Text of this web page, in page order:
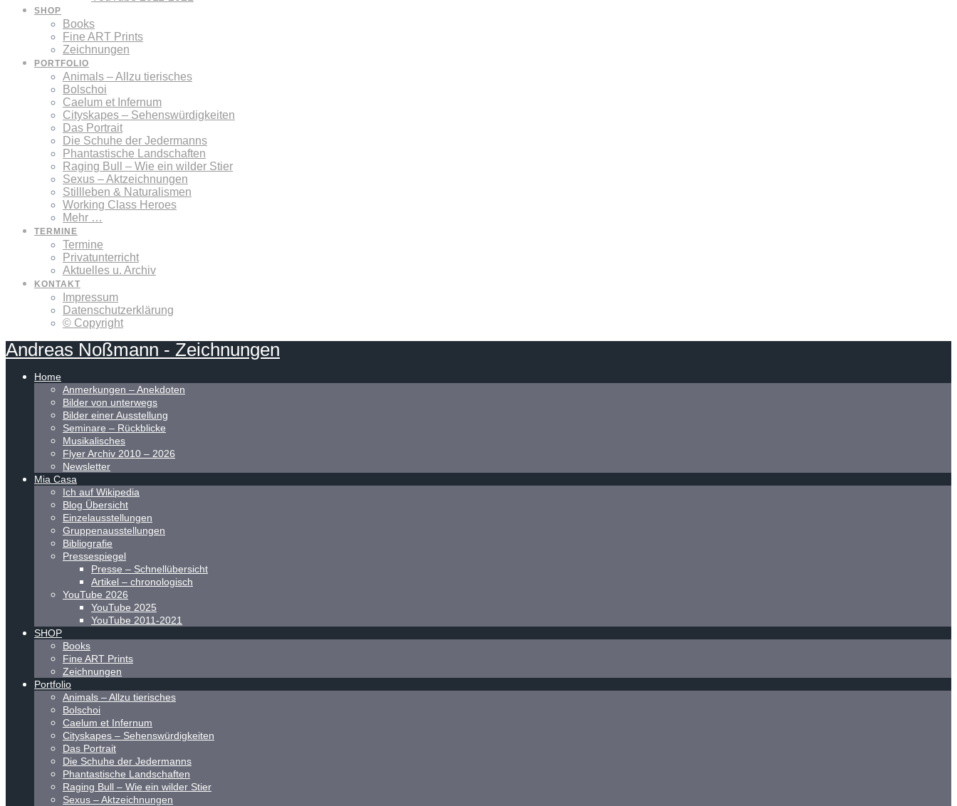
SHOP
Books
Fine ART Prints
Zeichnungen
PORTFOLIO
Animals – Allzu tierisches
Bolschoi
Caelum et Infernum
Cityskapes – Sehenswürdigkeiten
Das Portrait
Die Schuhe der Jedermanns
Phantastische Landschaften
Raging Bull – Wie ein wilder Stier
Sexus – Aktzeichnungen
Stillleben & Naturalismen
Working Class Heroes
Mehr …
TERMINE
Termine
Privatunterricht
Aktuelles u. Archiv
KONTAKT
Impressum
Datenschutzerklärung
© Copyright
Andreas Noßmann - Zeichnungen
Home
Anmerkungen – Anekdoten
Bilder von unterwegs
Bilder einer Ausstellung
Seminare – Rückblicke
Musikalisches
Flyer Archiv 2010 – 2026
Newsletter
Mia Casa
Ich auf Wikipedia
Blog Übersicht
Einzelausstellungen
Gruppenausstellungen
Bibliografie
Pressespiegel
Presse – Schnellübersicht
Artikel – chronologisch
YouTube 2026
YouTube 2025
YouTube 2011-2021
SHOP
Books
Fine ART Prints
Zeichnungen
Portfolio
Animals – Allzu tierisches
Bolschoi
Caelum et Infernum
Cityskapes – Sehenswürdigkeiten
Das Portrait
Die Schuhe der Jedermanns
Phantastische Landschaften
Raging Bull – Wie ein wilder Stier
Sexus – Aktzeichnungen